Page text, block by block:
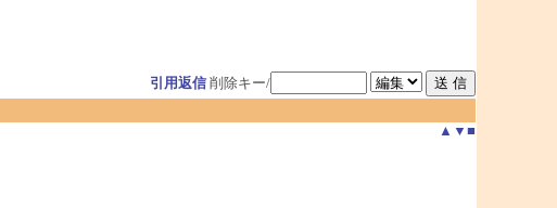
引用返信 削除キー/
▲ ▼ ■